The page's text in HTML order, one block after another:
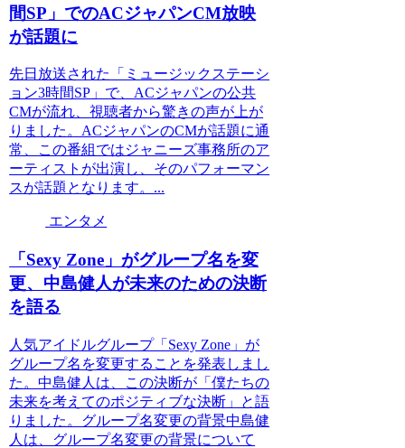
間SP」でのACジャパンCM放映
が話題に
先日放送された「ミュージックステーシ
ョン3時間SP」で、ACジャパンの公共
CMが流れ、視聴者から驚きの声が上が
りました。ACジャパンのCMが話題に通
常、この番組ではジャニーズ事務所のア
ーティストが出演し、そのパフォーマン
スが話題となります。...
エンタメ
「Sexy Zone」がグループ名を変
更、中島健人が未来のための決断
を語る
人気アイドルグループ「Sexy Zone」が
グループ名を変更することを発表しまし
た。中島健人は、この決断が「僕たちの
未来を考えてのポジティブな決断」と語
りました。グループ名変更の背景中島健
人は、グループ名変更の背景について